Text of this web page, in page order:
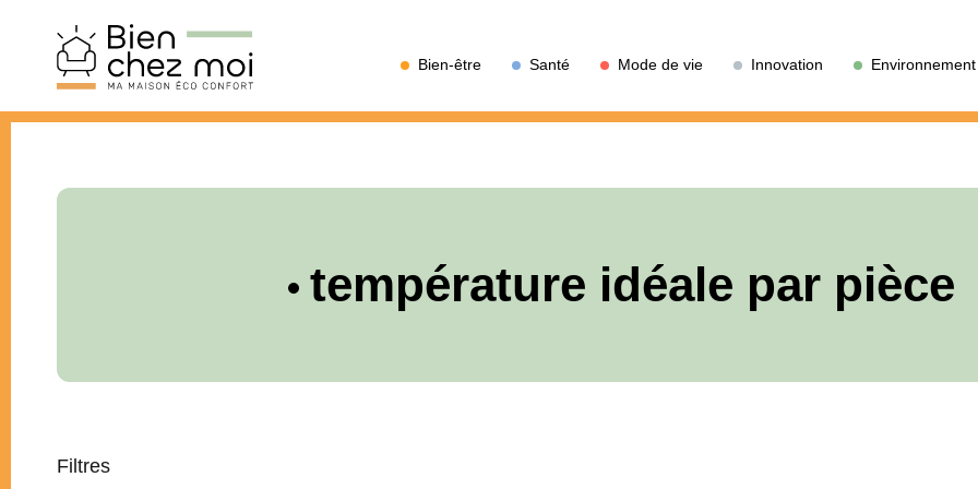
Bien-être Santé Mode de vie Innovation Environnement
température idéale par pièce
Filtres